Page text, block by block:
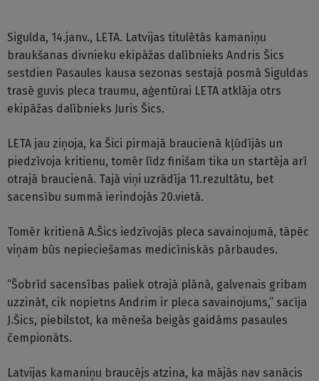
Sigulda, 14.janv., LETA. Latvijas titulētās kamaniņu
braukšanas divnieku ekipāžas dalībnieks Andris Šics
sestdien Pasaules kausa sezonas sestajā posmā Siguldas
trasē guvis pleca traumu, aģentūrai LETA atklāja otrs
ekipāžas dalībnieks Juris Šics.
LETA jau ziņoja, ka Šici pirmajā braucienā kļūdījās un
piedzīvoja kritienu, tomēr līdz finišam tika un startēja arī
otrajā braucienā. Tajā viņi uzrādīja 11.rezultātu, bet
sacensību summā ierindojās 20.vietā.
Tomēr kritienā A.Šics iedzīvojās pleca savainojumā, tāpēc
viņam būs nepieciešamas medicīniskās pārbaudes.
“Šobrīd sacensības paliek otrajā plānā, galvenais gribam
uzzināt, cik nopietns Andrim ir pleca savainojums,” sacīja
J.Šics, piebilstot, ka mēneša beigās gaidāms pasaules
čempionāts.
Latvijas kamaniņu braucējs atzina, ka mājās nav sanācis